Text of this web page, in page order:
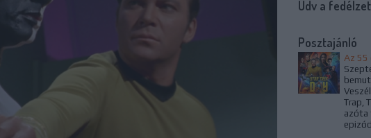
Üdv a
Posztajánló
Trap,
azóta